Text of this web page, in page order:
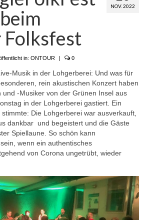
Europe
leben e.V. bringt
Live-Musik in die Schulen der
NOV. 2022
in: ONTOUR 0
Musik in der Lohgerberei: Und was für
rein akustischen Konzert haben
und -Musiker von der Grünen Insel aus
in der Lohgerberei gastiert. Ein
Die Lohgerberei war ausverkauft,
dankbar und begeistert und die Gäste
Spiellaune. So schön kann
wenn ein authentisches
von Corona ungetrübt, wieder